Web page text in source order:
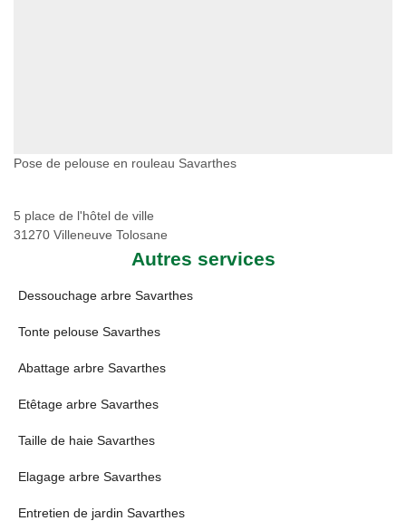
Pose de pelouse en rouleau Savarthes
5 place de l'hôtel de ville
31270 Villeneuve Tolosane
Autres services
Dessouchage arbre Savarthes
Tonte pelouse Savarthes
Abattage arbre Savarthes
Etêtage arbre Savarthes
Taille de haie Savarthes
Elagage arbre Savarthes
Entretien de jardin Savarthes